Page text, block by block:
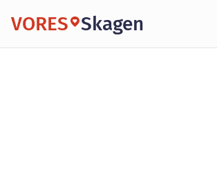
VORES Skagen